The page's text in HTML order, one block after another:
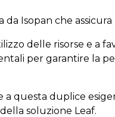
da Isopan che
delle risorse e a
per garantire la
a questa duplice
soluzione Leaf.